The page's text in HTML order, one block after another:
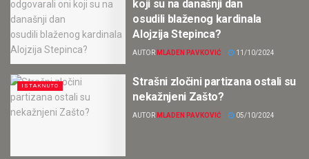
koji su na današnji dan
osudili blaženog kardinala
Alojzija Stepinca?
AUTOR MLADEN PAVKOVIĆ 11/10/2024
ISTAKNUTO
Strašni zločini partizana ostali su
nekažnjeni Zašto?
AUTOR MLADEN PAVKOVIĆ 05/10/2024